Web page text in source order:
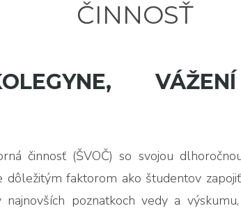
ČINNOSŤ
činnosť (ŠVOČ) so svojou
dôležitým faktorom ako študentov
poznatkoch vedy a